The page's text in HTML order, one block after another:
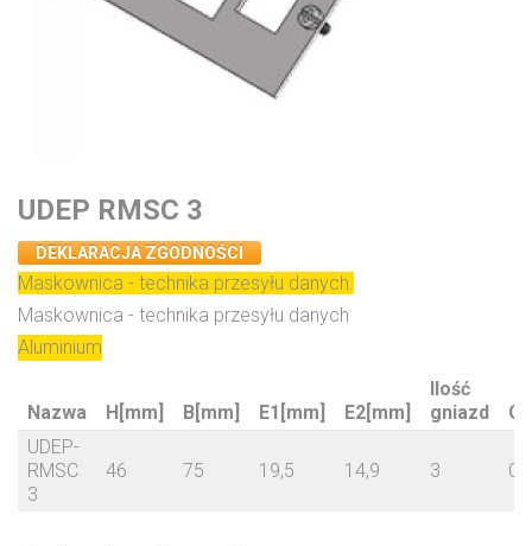
UDEP RMSC 3
DEKLARACJA ZGODNOŚCI
Maskownica - technika przesyłu danych.
Maskownica - technika przesyłu danych
Aluminium
Nazwa H[mm] B[mm] E1[mm] E2[mm]
Ilość
gniazd
UDEP-
RMSC
3
46 75 19,5 14,9 3